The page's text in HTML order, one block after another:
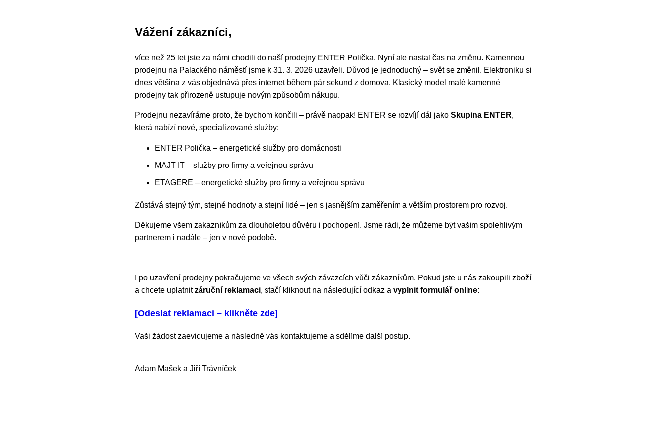
Vážení zákazníci,
více než 25 let jste za námi chodili do naší prodejny ENTER Polička. Nyní ale nastal čas na změnu. Kamennou
prodejnu na Palackého náměstí jsme k 31. 3. 2026 uzavřeli. Důvod je jednoduchý – svět se změnil. Elektroniku si
dnes většina z vás objednává přes internet během pár sekund z domova. Klasický model malé kamenné
prodejny tak přirozeně ustupuje novým způsobům nákupu.
Prodejnu nezavíráme proto, že bychom končili – právě naopak! ENTER se rozvíjí dál jako Skupina ENTER,
která nabízí nové, specializované služby:
ENTER Polička – energetické služby pro domácnosti
MAJT IT – služby pro firmy a veřejnou správu
ETAGERE – energetické služby pro firmy a veřejnou správu
Zůstává stejný tým, stejné hodnoty a stejní lidé – jen s jasnějším zaměřením a větším prostorem pro rozvoj.
Děkujeme všem zákazníkům za dlouholetou důvěru i pochopení. Jsme rádi, že můžeme být vaším spolehlivým
partnerem i nadále – jen v nové podobě.
I po uzavření prodejny pokračujeme ve všech svých závazcích vůči zákazníkům. Pokud jste u nás zakoupili zboží
a chcete uplatnitzáruční reklamaci, stačí kliknout na následující odkaz a vyplnit formulář online:
[Odeslat reklamaci – klikněte zde]
Vaši žádost zaevidujeme a následně vás kontaktujeme a sdělíme další postup.
Adam Mašek a Jiří Trávníček